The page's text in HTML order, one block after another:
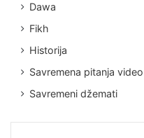
Dawa
Fikh
Historija
Savremena pitanja video
Savremeni džemati